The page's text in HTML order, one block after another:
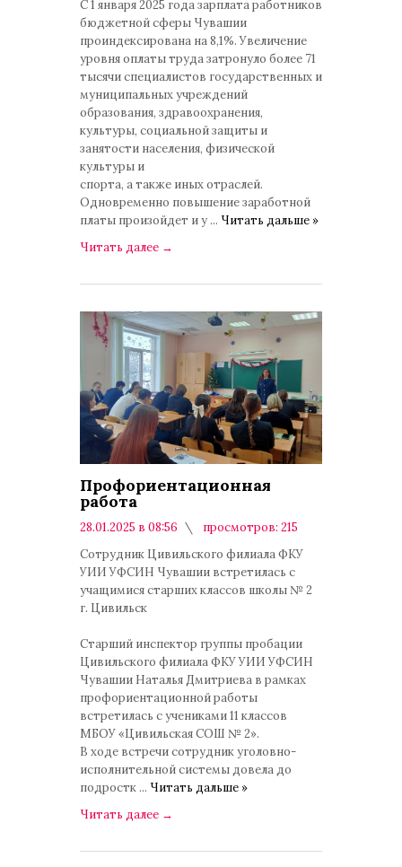
С 1 января 2025 года зарплата работников
бюджетной сферы Чувашии
проиндексирована на 8,1%. Увеличение
уровня оплаты труда затронуло более 71
тысячи специалистов государственных и
муниципальных учреждений
образования, здравоохранения,
культуры, социальной защиты и
занятости населения, физической
культуры и
спорта, а также иных отраслей.
Одновременно повышение заработной
платы произойдет и у ... Читать дальше »
Читать далее →
Профориентационная
работа
28.01.2025 в 08:56
просмотров: 215
Сотрудник Цивильского филиала ФКУ
УИИ УФСИН Чувашии встретилась с
учащимися старших классов школы № 2
г. Цивильск
Старший инспектор группы пробации
Цивильского филиала ФКУ УИИ УФСИН
Чувашии Наталья Дмитриева в рамках
профориентационной работы
встретилась с учениками 11 классов
МБОУ «Цивильская СОШ № 2».
В ходе встречи сотрудник уголовно-
исполнительной системы довела до
подростк ... Читать дальше »
Читать далее →